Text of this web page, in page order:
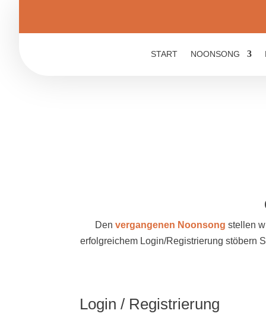
START NOONSONG
Den vergangenen Noonsong stellen
erfolgreichem Login/Registrierung stöbern
Login / Registrierung